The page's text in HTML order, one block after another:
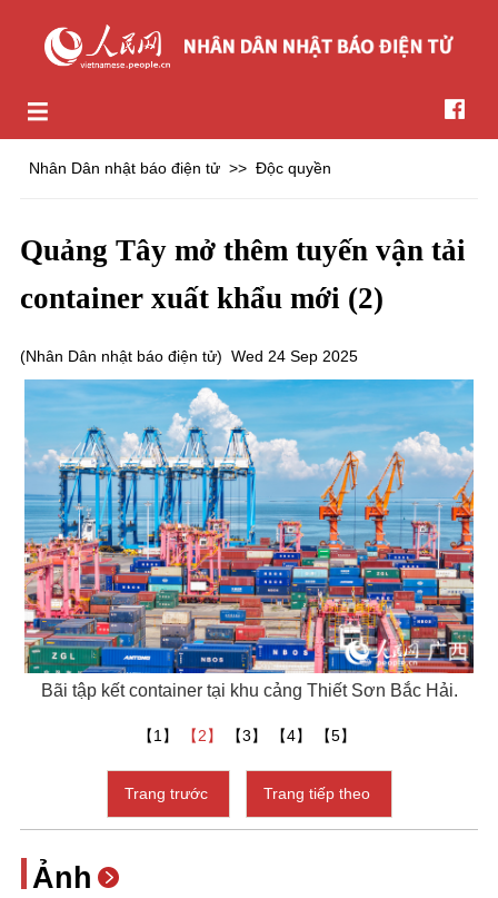
Nhân Dân nhật báo điện tử >> Độc quyền
Quảng Tây mở thêm tuyến vận tải
container xuất khẩu mới (2)
(Nhân Dân nhật báo điện tử) Wed 24 Sep 2025
Bãi tập kết container tại khu cảng Thiết Sơn Bắc Hải.
【1】 【2】 【3】 【4】 【5】
Trang trước Trang tiếp theo
Ảnh